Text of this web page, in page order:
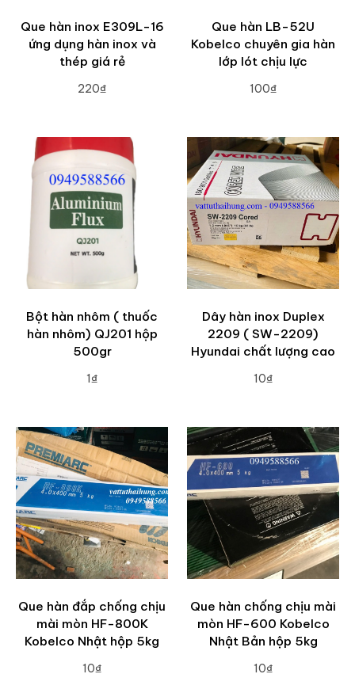
Que hàn inox E309L-16
ứng dụng hàn inox và
thép giá rẻ
220₫
Que hàn LB-52U
Kobelco chuyên gia hàn
lớp lót chịu lực
100₫
Bột hàn nhôm ( thuốc
hàn nhôm) QJ201 hộp
500gr
1₫
Dây hàn inox Duplex
2209 ( SW-2209)
Hyundai chất lượng cao
10₫
Que hàn đắp chống chịu
mài mòn HF-800K
Kobelco Nhật hộp 5kg
10₫
Que hàn chống chịu mài
mòn HF-600 Kobelco
Nhật Bản hộp 5kg
10₫